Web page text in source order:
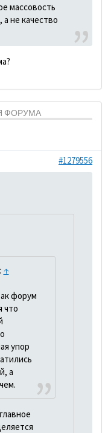
массовость
не качество
ФОРУМА
#1279556
↑
форум
что
упор
а